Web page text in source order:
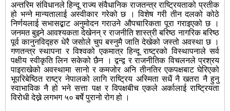
अन्तरिम संविधानले हिन्दू राज्य संवैधानिक राजतन्त्र राष्ट्रियताको प्रतीक
हो भन्ने मान्यतालाई अस्वीकार गरेको छ । विशेष गरी तीन दलको कोठे
निर्णयलाई सभासद्बाट अनुमोदन गराउने औपचारिकता पूरा गराइएको छ ।
जनमत बुझ्ने आवश्यकता देखेनन् र राजनीति शास्त्री बरिष्ठ नागरिक बरिष्ठ
पूर्व कानुनविद्हरु धेरै जसोले चुप बस्नुमै जाति देखेको जस्तो अवस्था छ ।
गणतन्त्र स्थापना र विश्वको एकमात्र हिन्दू राष्ट्रको विस्थापनाले सर्व
पक्षीय स्वीकृति लिन सकेको छैन । द्वन्द्व र राजनीतिक विचलनले प्रश्रय
पाइराखेको अवस्थामा सानो र कमजोर अनि तीनतिर एकपक्षबाट घेरिएको
भूपरिबेष्ठित राष्ट्र नेपालको लागि राष्ट्रिय अस्मिता सधैं नै खतरा नै हुनु
स्वाभाविक नै हो भने सत्ता पक्ष र विपक्षबीच एकले अर्कालाई राष्ट्रियता
विरोधी देख्ने लगभग ५० बर्षे पुरानो रोग हो ।